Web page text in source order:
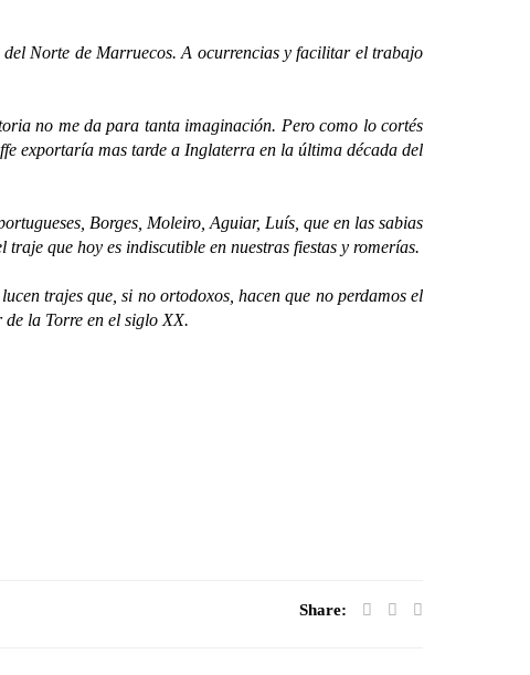
Norte de Marruecos. A ocurrencias y facilitar el trabajo
no me da para tanta imaginación. Pero como lo cortés
exportaría mas tarde a Inglaterra en la última década del
Borges, Moleiro, Aguiar, Luís, que en las sabias
que hoy es indiscutible en nuestras fiestas y romerías.
trajes que, si no ortodoxos, hacen que no perdamos el
la Torre en el siglo XX.
Share: